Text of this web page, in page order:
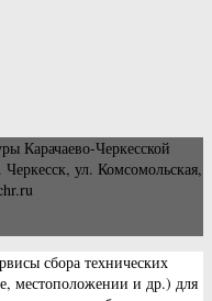
Карачаево-Черкесской
ул. Комсомольская,
сбора технических
местоположении и др.) для